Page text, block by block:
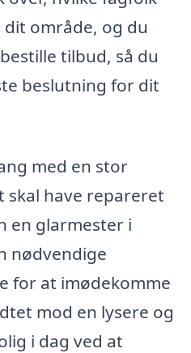
område, og du
tilbud, så du
beslutning for dit
med en stor
have repareret
en glarmester i
nødvendige
for at imødekomme
mod en lysere og
i dag ved at